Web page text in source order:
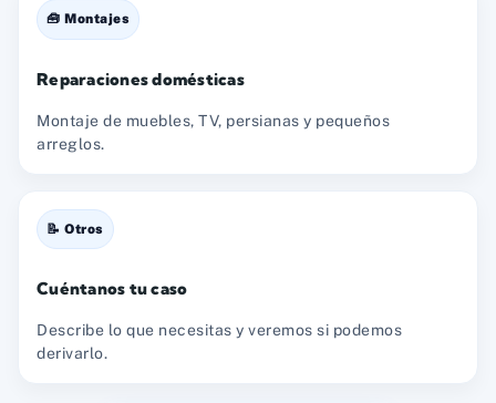
🧰 Montajes
Reparaciones domésticas
Montaje de muebles, TV, persianas y pequeños
arreglos.
📝 Otros
Cuéntanos tu caso
Describe lo que necesitas y veremos si podemos
derivarlo.